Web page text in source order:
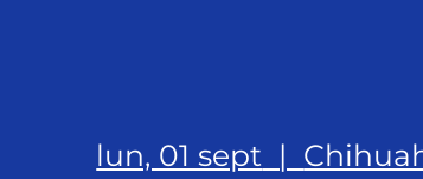
lun, 01 sept
  |